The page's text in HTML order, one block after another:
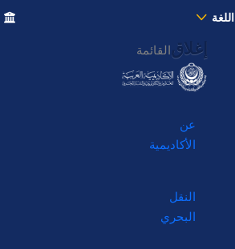
اللغة
إغلاق القائمة
عن
الأكاديمية
النقل
البحري